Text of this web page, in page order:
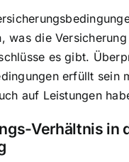
was die
es gibt.
erfüllt sein
auf Leistungen
Verhältnis in